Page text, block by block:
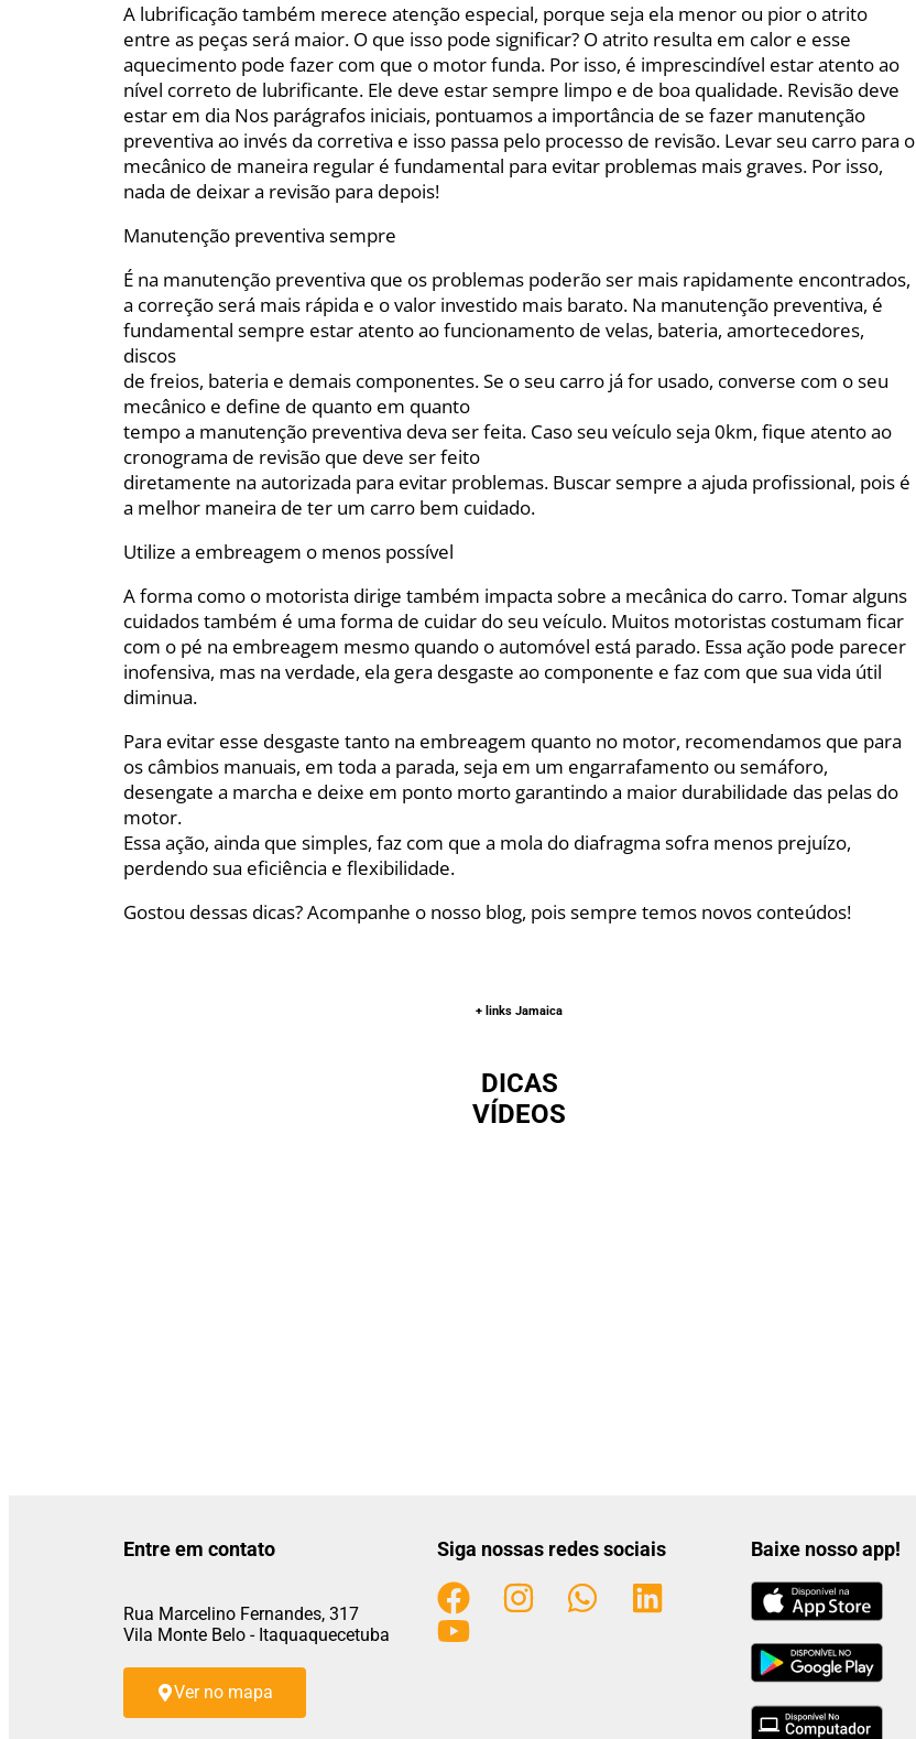
A lubrificação também merece atenção especial, porque seja ela menor ou pior o atrito
entre as peças será maior. O que isso pode significar? O atrito resulta em calor e esse
aquecimento pode fazer com que o motor funda. Por isso, é imprescindível estar atento ao
nível correto de lubrificante. Ele deve estar sempre limpo e de boa qualidade. Revisão deve
estar em dia Nos parágrafos iniciais, pontuamos a importância de se fazer manutenção
preventiva ao invés da corretiva e isso passa pelo processo de revisão. Levar seu carro para o
mecânico de maneira regular é fundamental para evitar problemas mais graves. Por isso,
nada de deixar a revisão para depois!
Manutenção preventiva sempre
É na manutenção preventiva que os problemas poderão ser mais rapidamente encontrados,
a correção será mais rápida e o valor investido mais barato. Na manutenção preventiva, é
fundamental sempre estar atento ao funcionamento de velas, bateria, amortecedores,
discos
de freios, bateria e demais componentes. Se o seu carro já for usado, converse com o seu
mecânico e define de quanto em quanto
tempo a manutenção preventiva deva ser feita. Caso seu veículo seja 0km, fique atento ao
cronograma de revisão que deve ser feito
diretamente na autorizada para evitar problemas. Buscar sempre a ajuda profissional, pois é
a melhor maneira de ter um carro bem cuidado.
Utilize a embreagem o menos possível
A forma como o motorista dirige também impacta sobre a mecânica do carro. Tomar alguns
cuidados também é uma forma de cuidar do seu veículo. Muitos motoristas costumam ficar
com o pé na embreagem mesmo quando o automóvel está parado. Essa ação pode parecer
inofensiva, mas na verdade, ela gera desgaste ao componente e faz com que sua vida útil
diminua.
Para evitar esse desgaste tanto na embreagem quanto no motor, recomendamos que para
os câmbios manuais, em toda a parada, seja em um engarrafamento ou semáforo,
desengate a marcha e deixe em ponto morto garantindo a maior durabilidade das pelas do
motor.
Essa ação, ainda que simples, faz com que a mola do diafragma sofra menos prejuízo,
perdendo sua eficiência e flexibilidade.
Gostou dessas dicas? Acompanhe o nosso blog, pois sempre temos novos conteúdos!
+ links Jamaica
DICAS
VÍDEOS
Entre em contato
Rua Marcelino Fernandes, 317
Vila Monte Belo - Itaquaquecetuba
Ver no mapa
Siga nossas redes sociais Baixe nosso app!